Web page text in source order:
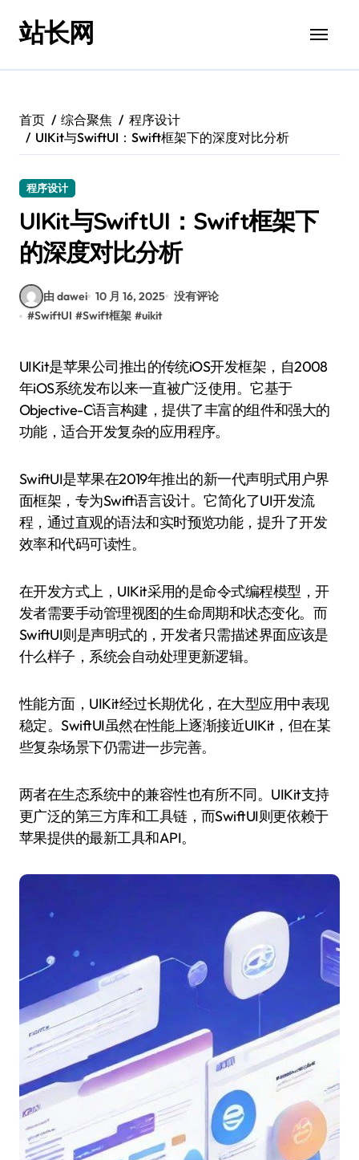
站长网
首页 综合聚焦
程序设计
UIKit与SwiftUI：Swift框架下的深度对比分析
程序设计
UIKit与SwiftUI：Swift框架下
的深度对比分析
由 dawei 10 月 16, 2025 没有评论
#SwiftUI #Swift框架 #uikit
UIKit是苹果公司推出的传统iOS开发框架，自2008
年iOS系统发布以来一直被广泛使用。它基于
Objective-C语言构建，提供了丰富的组件和强大的
功能，适合开发复杂的应用程序。
SwiftUI是苹果在2019年推出的新一代声明式用户界
面框架，专为Swift语言设计。它简化了UI开发流
程，通过直观的语法和实时预览功能，提升了开发
效率和代码可读性。
在开发方式上，UIKit采用的是命令式编程模型，开
发者需要手动管理视图的生命周期和状态变化。而
SwiftUI则是声明式的，开发者只需描述界面应该是
什么样子，系统会自动处理更新逻辑。
性能方面，UIKit经过长期优化，在大型应用中表现
稳定。SwiftUI虽然在性能上逐渐接近UIKit，但在某
些复杂场景下仍需进一步完善。
两者在生态系统中的兼容性也有所不同。UIKit支持
更广泛的第三方库和工具链，而SwiftUI则更依赖于
苹果提供的最新工具和API。